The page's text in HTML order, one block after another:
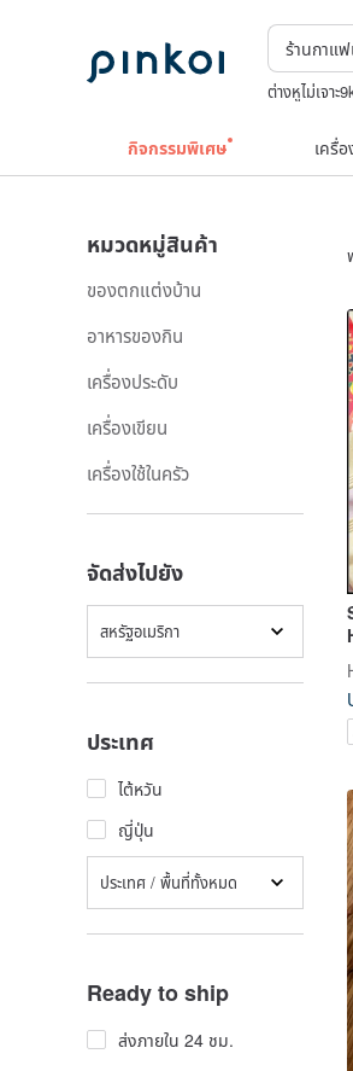
ต่างหูไม่เจาะ
กิจกรรมพิเศษ เครื่
หมวดหมู่สินค้า
ของตกแต่งบ้าน
อาหารของกิน
เครื่องประดับ
เครื่องเขียน
เครื่องใช้ในครัว
จัดส่งไปยัง
สหรัฐอเมริกา
ประเทศ
ไต้หวัน
ญี่ปุ่น
ประเทศ / พื้นที่ทั้งหมด
Ready to ship
ส่งภายใน 24 ชม.